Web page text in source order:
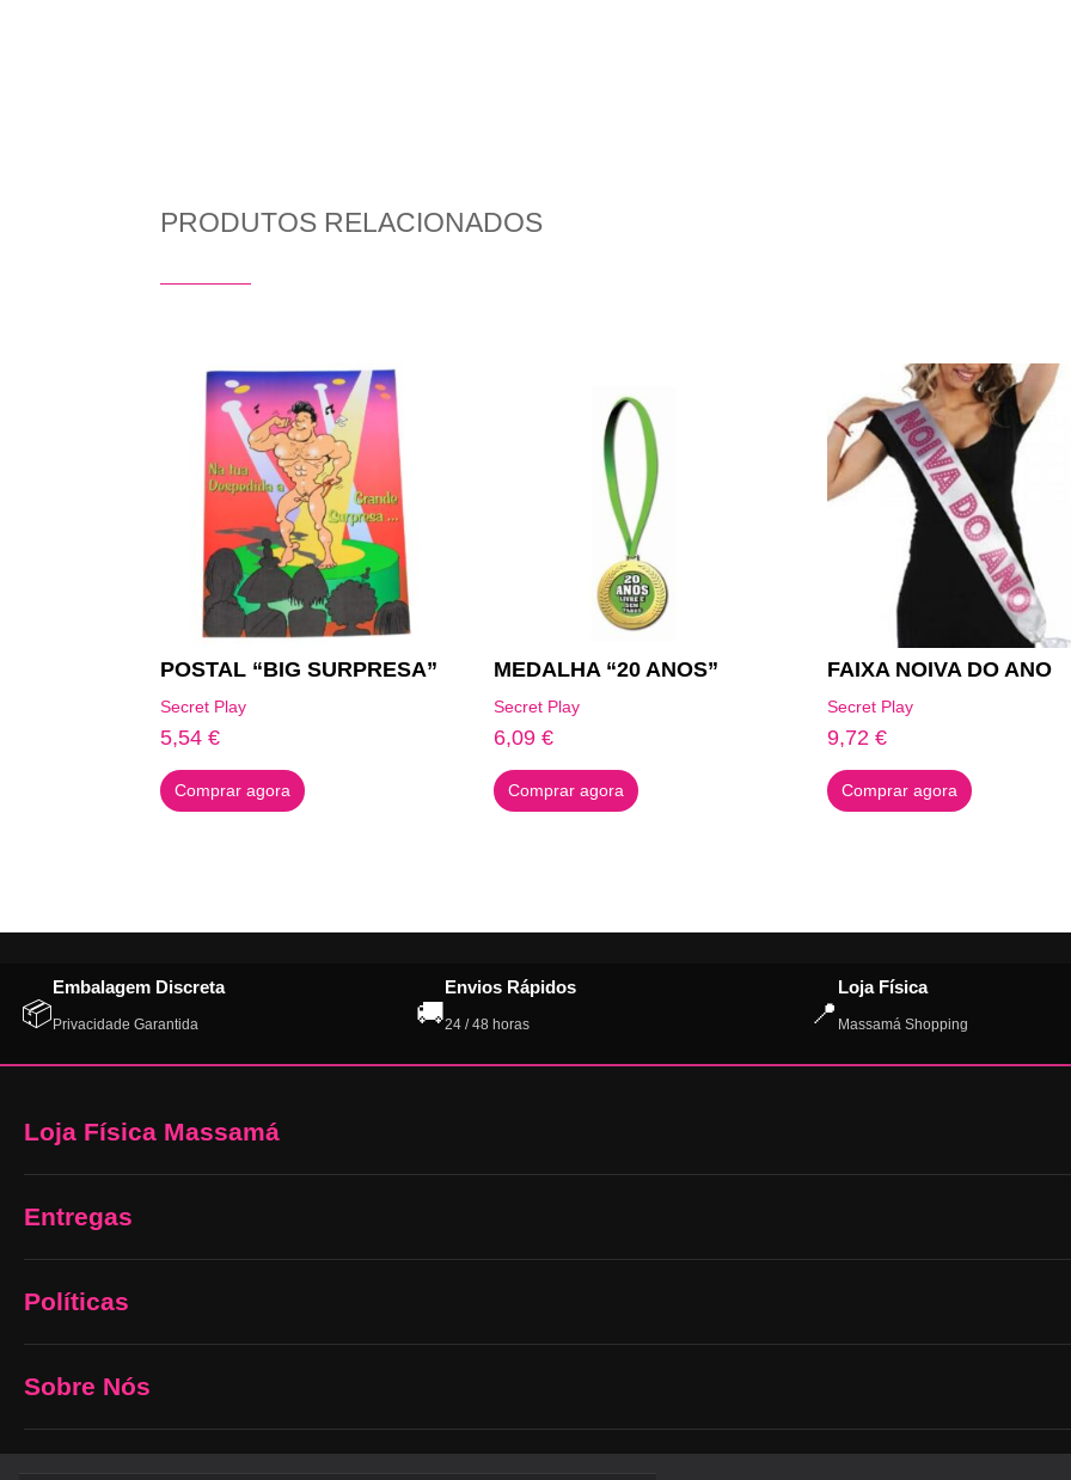
PRODUTOS RELACIONADOS
POSTAL “BIG SURPRESA”
Secret Play
5,54€
Comprar agora
MEDALHA “20 ANOS”
Secret Play
6,09€
Comprar agora
FAIXA NOIVA DO ANO
Secret Play
9,72€
Comprar agora
📦
Embalagem Discreta
Privacidade Garantida 🚚
Envios Rápidos
24 / 48 horas 📍
Loja Física
Massamá Shopping
Loja Física Massamá
Entregas
Políticas
Sobre Nós